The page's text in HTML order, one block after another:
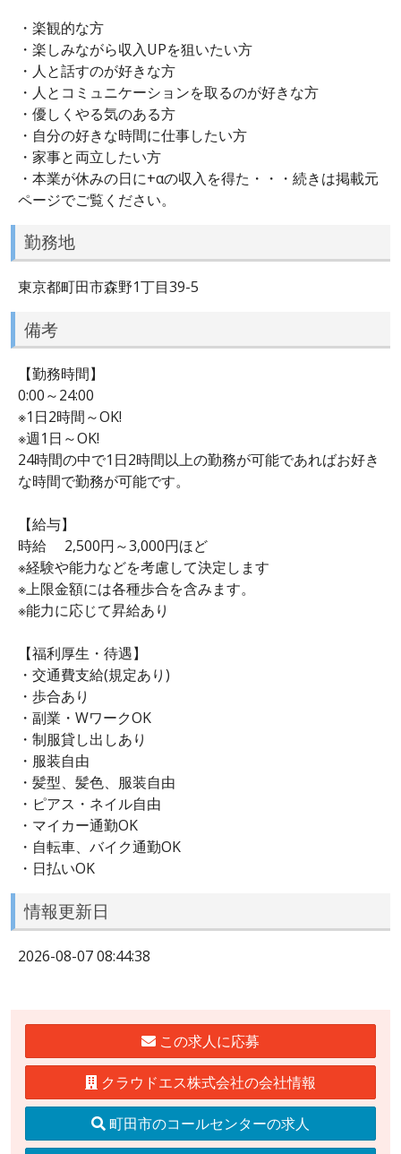
・楽観的な方
・楽しみながら収入UPを狙いたい方
・人と話すのが好きな方
・人とコミュニケーションを取るのが好きな方
・優しくやる気のある方
・自分の好きな時間に仕事したい方
・家事と両立したい方
・本業が休みの日に+αの収入を得た・・・続きは掲載元
ページでご覧ください。
勤務地
東京都町田市森野1丁目39-5
備考
【勤務時間】
0:00～24:00
※1日2時間～OK!
※週1日～OK!
24時間の中で1日2時間以上の勤務が可能であればお好き
な時間で勤務が可能です。
【給与】
時給 2,500円～3,000円ほど
※経験や能力などを考慮して決定します
※上限金額には各種歩合を含みます。
※能力に応じて昇給あり
【福利厚生・待遇】
・交通費支給(規定あり)
・歩合あり
・副業・WワークOK
・制服貸し出しあり
・服装自由
・髪型、髪色、服装自由
・ピアス・ネイル自由
・マイカー通勤OK
・自転車、バイク通勤OK
・日払いOK
情報更新日
2026-08-07 08:44:38
この求人に応募
クラウドエス株式会社の会社情報
町田市のコールセンターの求人